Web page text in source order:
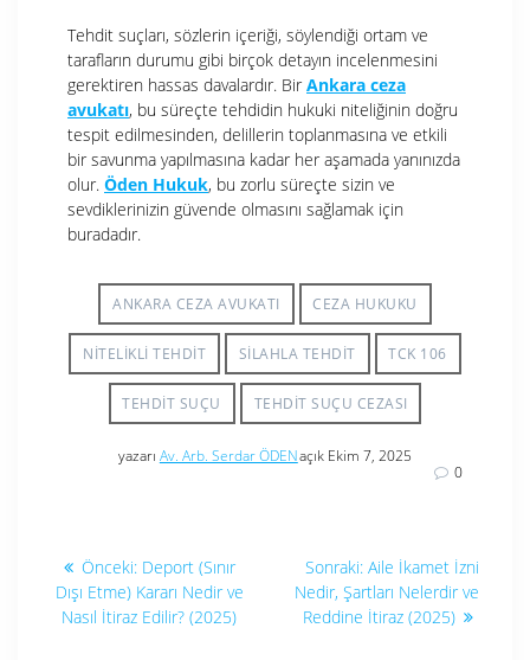
Tehdit suçları, sözlerin içeriği, söylendiği ortam ve
tarafların durumu gibi birçok detayın incelenmesini
gerektiren hassas davalardır. Bir Ankara ceza
avukatı, bu süreçte tehdidin hukuki niteliğinin doğru
tespit edilmesinden, delillerin toplanmasına ve etkili
bir savunma yapılmasına kadar her aşamada yanınızda
olur. Öden Hukuk, bu zorlu süreçte sizin ve
sevdiklerinizin güvende olmasını sağlamak için
buradadır.
ANKARA CEZA AVUKATI CEZA HUKUKU
NITELIKLI TEHDIT SILAHLA TEHDIT TCK 106
TEHDIT SUÇU TEHDIT SUÇU CEZASI
yazarı Av. Arb. Serdar ÖDENaçık Ekim 7, 2025
0
Yazı
gezinmesi
Önceki: Önceki
yazı:
Deport (Sınır
Dışı Etme) Kararı Nedir ve
Nasıl İtiraz Edilir? (2025)
Sonraki: Sonraki
yazı:
Aile İkamet İzni
Nedir, Şartları Nelerdir ve
Reddine İtiraz (2025)